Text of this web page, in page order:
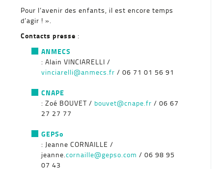
Pour l’avenir des enfants, il est encore temps
d’agir ! ».
Contacts presse :
ANMECS
: Alain VINCIARELLI /
vinciarelli@anmecs.fr / 06 71 01 56 91
CNAPE
: Zoé BOUVET / bouvet@cnape.fr / 06 67
27 27 77
GEPSo
: Jeanne CORNAILLE /
jeanne. cornaille@gepso.com / 06 98 95
07 43